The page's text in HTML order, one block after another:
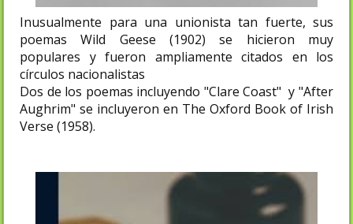
Inusualmente para una unionista tan fuerte, sus
poemas Wild Geese (1902) se hicieron muy
populares y fueron ampliamente citados en los
círculos nacionalistas
Dos de los poemas incluyendo "Clare Coast" y "After
Aughrim" se incluyeron en The Oxford Book of Irish
Verse (1958).